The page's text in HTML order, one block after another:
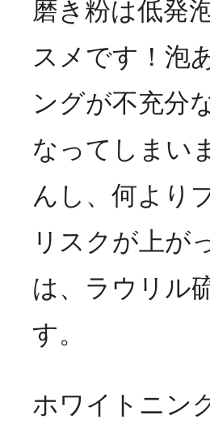
磨き粉は低発
スメです！泡
ングが不充分
なってしまい
んし、何より
リスクが上が
は、ラウリル
す。
ホワイトニン